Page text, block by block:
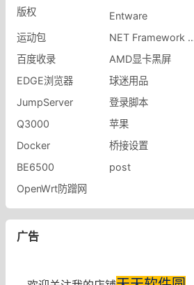
版权 Entware
运动包
NET Framework
百度收录
AMD显卡黑屏
EDGE浏览器
球迷用品
JumpServer
登录脚本
Q3000
苹果
Docker
桥接设置
BE6500
post
OpenWrt防蹭网
广告